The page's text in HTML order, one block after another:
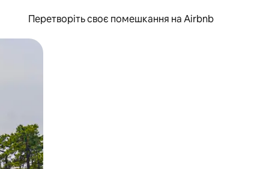
Перетворіть своє помешкання на Airbnb